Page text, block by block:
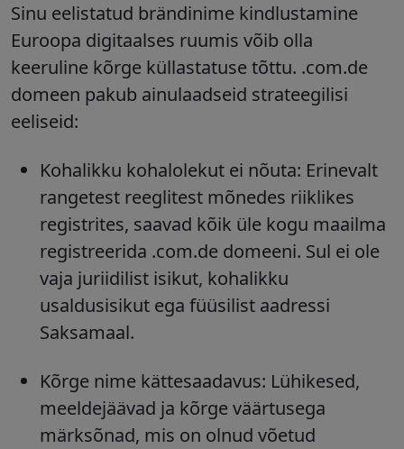
Sinu eelistatud brändinime kindlustamine
Euroopa digitaalses ruumis võib olla
keeruline kõrge küllastatuse tõttu. .com.de
domeen pakub ainulaadseid strateegilisi
eeliseid:
Kohalikku kohalolekut ei nõuta: Erinevalt
rangetest reeglitest mõnedes riiklikes
registrites, saavad kõik üle kogu maailma
registreerida .com.de domeeni. Sul ei ole
vaja juriidilist isikut, kohalikku
usaldusisikut ega füüsilist aadressi
Saksamaal.
Kõrge nime kättesaadavus: Lühikesed,
meeldejäävad ja kõrge väärtusega
märksõnad, mis on olnud võetud